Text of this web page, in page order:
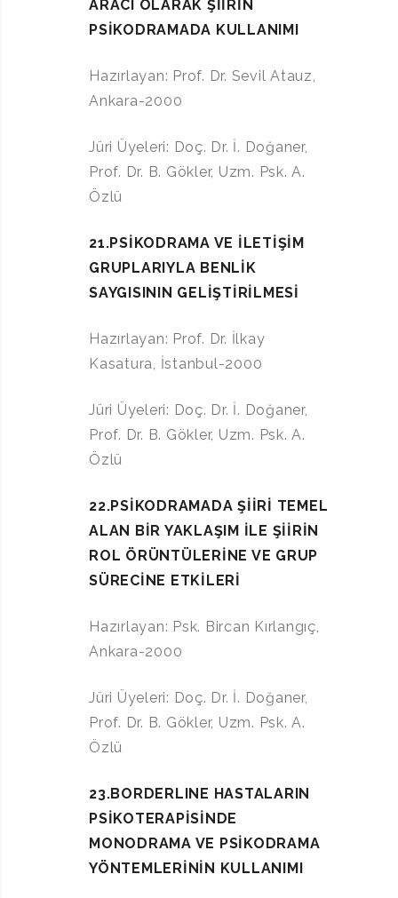
ARACI OLARAK ŞİİRİN
PSİKODRAMADA KULLANIMI
Hazırlayan: Prof. Dr. Sevil Atauz,
Ankara-2000
Jüri Üyeleri: Doç. Dr. İ. Doğaner,
Prof. Dr. B. Gökler, Uzm. Psk. A.
Özlü
21.PSİKODRAMA VE İLETİŞİM
GRUPLARIYLA BENLİK
SAYGISININ GELİŞTİRİLMESİ
Hazırlayan: Prof. Dr. İlkay
Kasatura, İstanbul-2000
Jüri Üyeleri: Doç. Dr. İ. Doğaner,
Prof. Dr. B. Gökler, Uzm. Psk. A.
Özlü
22.PSİKODRAMADA ŞİİRİ TEMEL
ALAN BİR YAKLAŞIM İLE ŞİİRİN
ROL ÖRÜNTÜLERİNE VE GRUP
SÜRECİNE ETKİLERİ
Hazırlayan: Psk. Bircan Kırlangıç,
Ankara-2000
Jüri Üyeleri: Doç. Dr. İ. Doğaner,
Prof. Dr. B. Gökler, Uzm. Psk. A.
Özlü
23.BORDERLINE HASTALARIN
PSİKOTERAPİSİNDE
MONODRAMA VE PSİKODRAMA
YÖNTEMLERİNİN KULLANIMI